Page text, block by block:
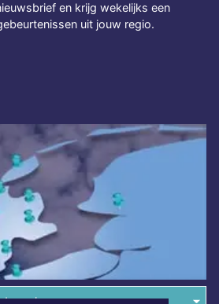
en krijg wekelijks een
uit jouw regio.